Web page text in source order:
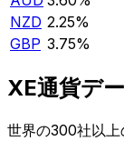
NZD 2.25%
GBP 3.75%
XE通貨デ
世界の300社以